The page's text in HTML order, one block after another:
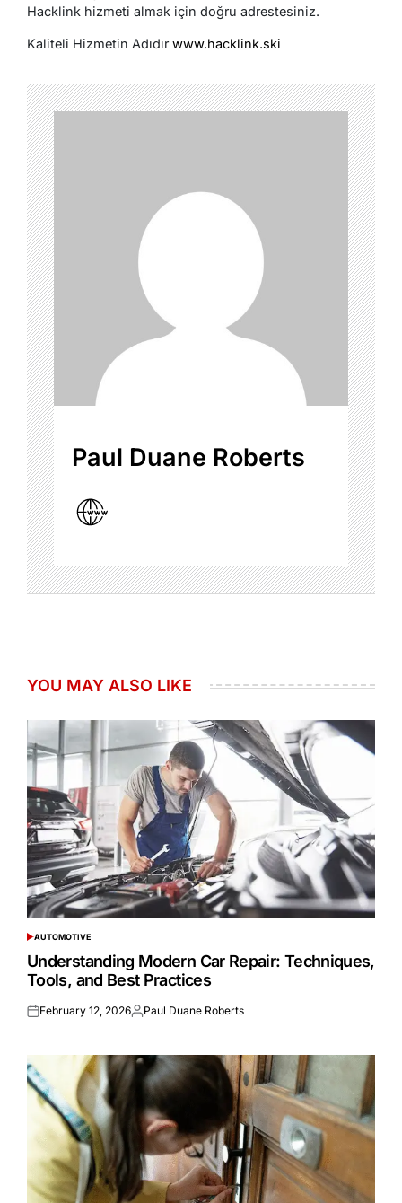
Hacklink hizmeti almak için doğru adrestesiniz.
Kaliteli Hizmetin Adıdırwww.hacklink.ski
Paul Duane Roberts
YOU MAY ALSO LIKE
POSTED
IN
AUTOMOTIVE
Understanding Modern Car Repair: Techniques,
Tools, and Best Practices
Posted
February 12, 2026Posted
Paul Duane Roberts